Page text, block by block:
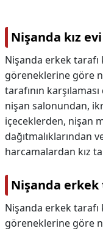
Nişanda kız
Nişanda erkek tarafı
göreneklerine göre
tarafının
nişan salonundan,
içeceklerden, nişan
dağıtmalıklarından
harcamalardan kız
Nişanda erkek
Nişanda erkek tarafı
göreneklerine göre